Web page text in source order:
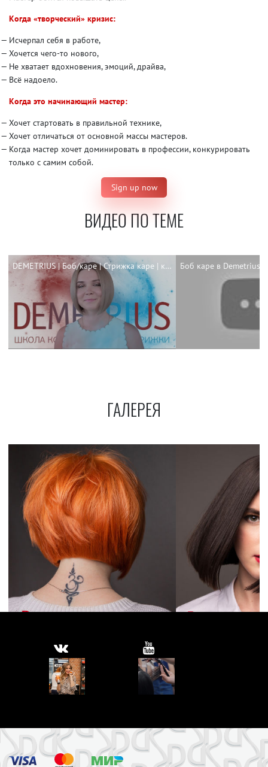
Когда «творческий» кризис:
Исчерпал себя в работе,
Хочется чего-то нового,
Не хватает вдохновения, эмоций, драйва,
Всё надоело.
Когда это начинающий мастер:
Хочет стартовать в правильной технике,
Хочет отличаться от основной массы мастеров.
Когда мастер хочет доминировать в профессии, конкурировать
только с самим собой.
Sign up now
ВИДЕО ПО ТЕМЕ
DEMETRIUS | Боб/каре | Стрижка каре | каре 2018
ГАЛЕРЕЯ